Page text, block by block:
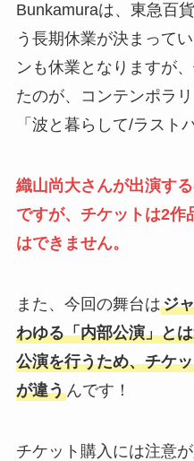
Bunkamuraは、東急百
う長期休業が決まって
ンも休業となりますが
たのが、コンテンポラ
「波と暮らして/ラスト
織山尚大さんが出演す
ですが、チケットは2作
はできません。
また、今回の舞台はジ
わゆる「内部公演」と
公演を行うため、チケ
が違うんです！
チケット購入には注意